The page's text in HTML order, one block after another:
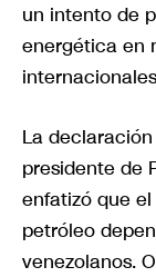
un intento de
energética en
La
presidente de
enfatizó que
petróleo
venezolanos.